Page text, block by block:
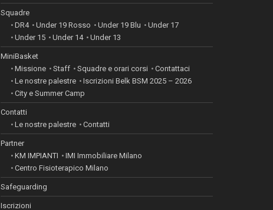
Squadre
DR4
Under 19 Rosso Under 19 Blu
Under 17
Under 15
Under 14 Under 13
MiniBasket
Missione
Staff Squadre e orari corsi
Contattaci
Le nostre palestre
Iscrizioni Belk BSM 2025 – 2026
City e Summer Camp
Contatti
Le nostre palestre
Contatti
Partner
KM IMPIANTI
IMI Immobiliare Milano
Centro Fisioterapico Milano
Safeguarding
Iscrizioni